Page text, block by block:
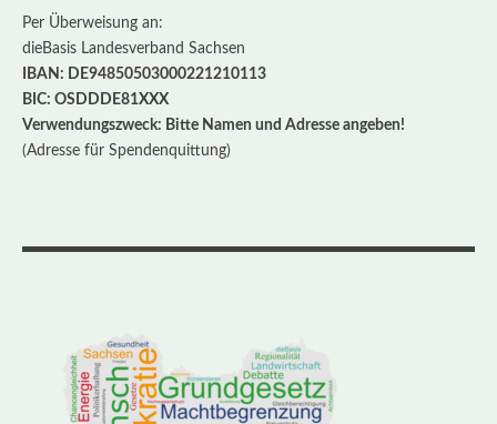
Per Überweisung an:
dieBasis Landesverband Sachsen
IBAN: DE94850503000221210113
BIC: OSDDDE81XXX
Verwendungszweck: Bitte Namen und Adresse angeben!
(Adresse für Spendenquittung)